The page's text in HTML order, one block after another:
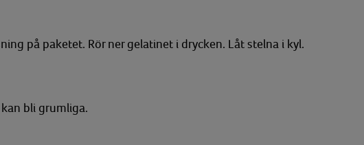
på paketet. Rör ner gelatinet i drycken. Låt stelna i kyl.
bli grumliga.